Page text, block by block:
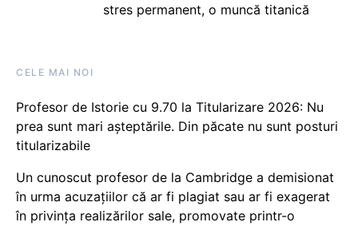
stres permanent, o muncă titanică
CELE MAI NOI
Profesor de Istorie cu 9.70 la Titularizare 2026: Nu
prea sunt mari așteptările. Din păcate nu sunt posturi
titularizabile
Un cunoscut profesor de la Cambridge a demisionat
în urma acuzațiilor că ar fi plagiat sau ar fi exagerat
în privința realizărilor sale, promovate printr-o